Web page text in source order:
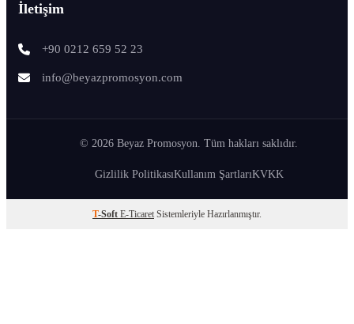
İletişim
+90 0212 659 52 23
info@beyazpromosyon.com
© 2026 Beyaz Promosyon. Tüm hakları saklıdır.
Gizlilik PolitikasıKullanım ŞartlarıKVKK
T-Soft E-Ticaret Sistemleriyle Hazırlanmıştır.